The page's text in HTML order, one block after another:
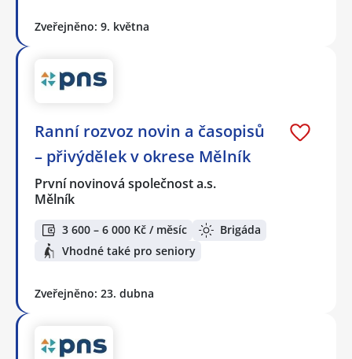
Zveřejněno: 9. května
Ranní rozvoz novin a časopisů
– přivýdělek v okrese Mělník
První novinová společnost a.s.
Mělník
3 600 – 6 000 Kč / měsíc
Brigáda
Vhodné také pro seniory
Zveřejněno: 23. dubna